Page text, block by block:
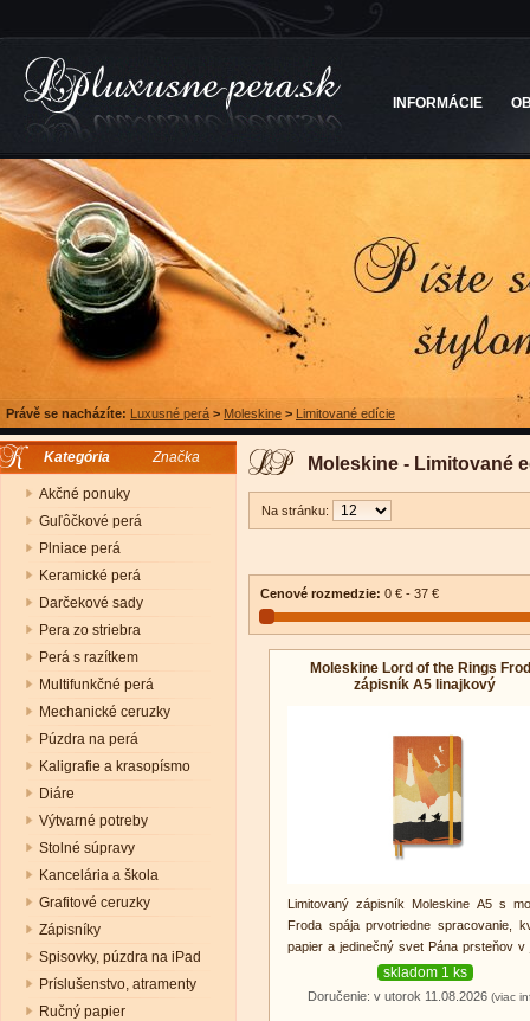
INFORMÁCIE
Právě se nacházíte: Luxusné perá > Moleskine > Limitované edície
Kategória Značka
Akčné ponuky
Guľôčkové perá
Plniace perá
Keramické perá
Darčekové sady
Pera zo striebra
Perá s razítkem
Multifunkčné perá
Mechanické ceruzky
Púzdra na perá
Kaligrafie a krasopísmo
Diáre
Výtvarné potreby
Stolné súpravy
Kancelária a škola
Grafitové ceruzky
Zápisníky
Spisovky, púzdra na iPad
Príslušenstvo, atramenty
Ručný papier
Moleskine - Limitované
Na stránku:
Cenové rozmedzie: 0 € - 37 €
Moleskine Lord of the Rings
zápisník A5 linajkový
Limitovaný zápisník Moleskine A5 s
Froda spája prvotriedne spracovanie,
papier a jedinečný svet Pána prsteňov v
zberateľskej edícii.skladom 1 ks
Doručenie: v utorok 11.08.2026 (viac